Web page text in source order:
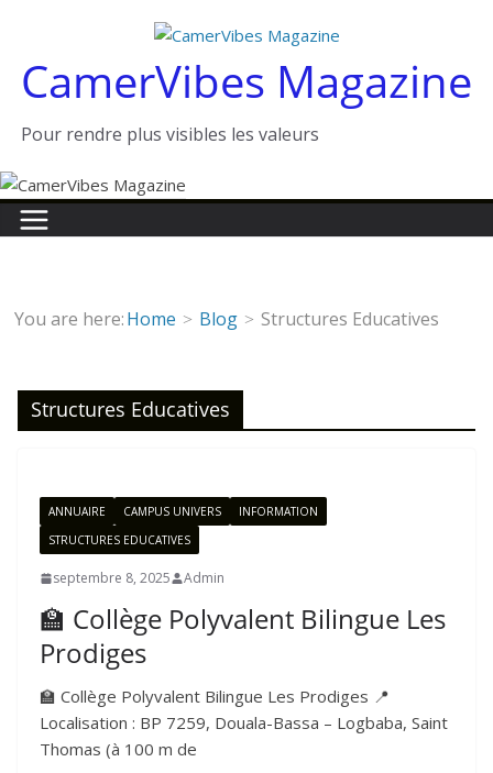
contenuCamerVibes Magazine
Pour rendre plus visibles les valeurs
You are here:Home Blog Structures Educatives
Structures Educatives
ANNUAIRE CAMPUS UNIVERS
INFORMATION
STRUCTURES EDUCATIVES
septembre 8, 2025 Admin
🏫 Collège Polyvalent Bilingue Les
Prodiges
🏫 Collège Polyvalent Bilingue Les Prodiges 📍
Localisation : BP 7259, Douala-Bassa – Logbaba, Saint
Thomas (à 100 m de